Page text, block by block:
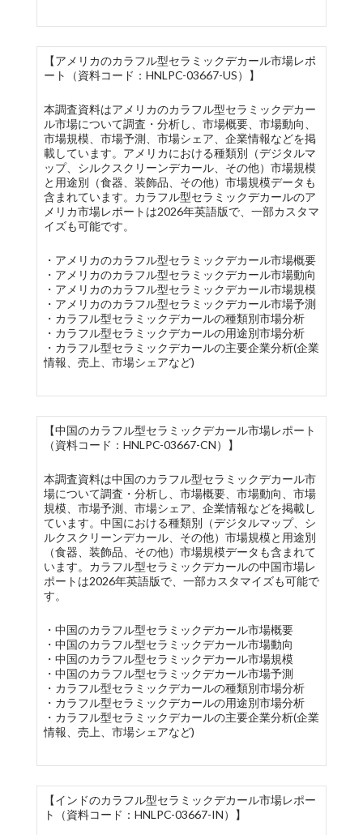
【アメリカのカラフル型セラミックデカール市場レポ
ート（資料コード：HNLPC-03667-US）】
本調査資料はアメリカのカラフル型セラミックデカー
ル市場について調査・分析し、市場概要、市場動向、
市場規模、市場予測、市場シェア、企業情報などを掲
載しています。アメリカにおける種類別（デジタルマ
ップ、シルクスクリーンデカール、その他）市場規模
と用途別（食器、装飾品、その他）市場規模データも
含まれています。カラフル型セラミックデカールのア
メリカ市場レポートは2026年英語版で、一部カスタマ
イズも可能です。
・アメリカのカラフル型セラミックデカール市場概要
・アメリカのカラフル型セラミックデカール市場動向
・アメリカのカラフル型セラミックデカール市場規模
・アメリカのカラフル型セラミックデカール市場予測
・カラフル型セラミックデカールの種類別市場分析
・カラフル型セラミックデカールの用途別市場分析
・カラフル型セラミックデカールの主要企業分析(企業
情報、売上、市場シェアなど)
【中国のカラフル型セラミックデカール市場レポート
（資料コード：HNLPC-03667-CN）】
本調査資料は中国のカラフル型セラミックデカール市
場について調査・分析し、市場概要、市場動向、市場
規模、市場予測、市場シェア、企業情報などを掲載し
ています。中国における種類別（デジタルマップ、シ
ルクスクリーンデカール、その他）市場規模と用途別
（食器、装飾品、その他）市場規模データも含まれて
います。カラフル型セラミックデカールの中国市場レ
ポートは2026年英語版で、一部カスタマイズも可能で
す。
・中国のカラフル型セラミックデカール市場概要
・中国のカラフル型セラミックデカール市場動向
・中国のカラフル型セラミックデカール市場規模
・中国のカラフル型セラミックデカール市場予測
・カラフル型セラミックデカールの種類別市場分析
・カラフル型セラミックデカールの用途別市場分析
・カラフル型セラミックデカールの主要企業分析(企業
情報、売上、市場シェアなど)
【インドのカラフル型セラミックデカール市場レポー
ト（資料コード：HNLPC-03667-IN）】